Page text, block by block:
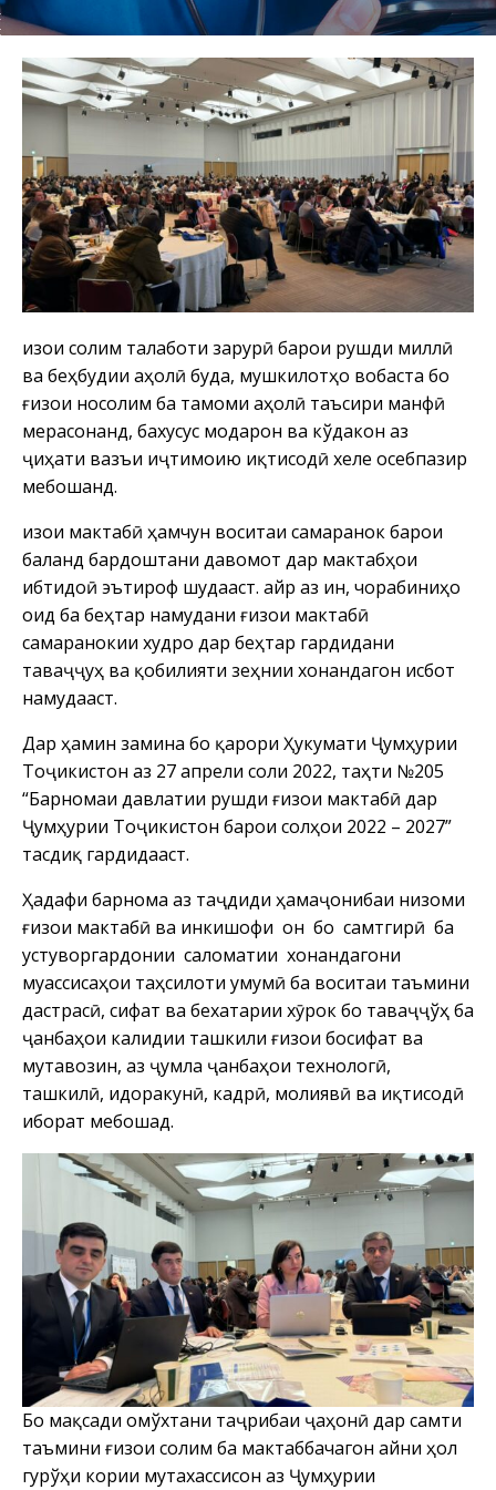
Ғизои солим талаботи зарурӣ барои рушди миллӣ
ва беҳбудии аҳолӣ буда, мушкилотҳо вобаста бо
ғизои носолим ба тамоми аҳолӣ таъсири манфӣ
мерасонанд, бахусус модарон ва кўдакон аз
ҷиҳати вазъи иҷтимоию иқтисодӣ хеле осебпазир
мебошанд.
Ғизои мактабӣ ҳамчун воситаи самаранок барои
баланд бардоштани давомот дар мактабҳои
ибтидоӣ эътироф шудааст. Ғайр аз ин, чорабиниҳо
оид ба беҳтар намудани ғизои мактабӣ
самаранокии худро дар беҳтар гардидани
таваҷҷуҳ ва қобилияти зеҳнии хонандагон исбот
намудааст.
Дар ҳамин замина бо қарори Ҳукумати Ҷумҳурии
Тоҷикистон аз 27 апрели соли 2022, таҳти №205
“Барномаи давлатии рушди ғизои мактабӣ дар
Ҷумҳурии Тоҷикистон барои солҳои 2022 – 2027”
тасдиқ гардидааст.
Ҳадафи барнома аз таҷдиди ҳамаҷонибаи низоми
ғизои мактабӣ ва инкишофи он бо самтгирӣ ба
устуворгардонии саломатии хонандагони
муассисаҳои таҳсилоти умумӣ ба воситаи таъмини
дастрасӣ, сифат ва бехатарии хӯрок бо таваҷҷўҳ ба
ҷанбаҳои калидии ташкили ғизои босифат ва
мутавозин, аз ҷумла ҷанбаҳои технологӣ,
ташкилӣ, идоракунӣ, кадрӣ, молиявӣ ва иқтисодӣ
иборат мебошад.
Бо мақсади омўхтани таҷрибаи ҷаҳонӣ дар самти
таъмини ғизои солим ба мактаббачагон айни ҳол
гурўҳи кории мутахассисон аз Ҷумҳурии